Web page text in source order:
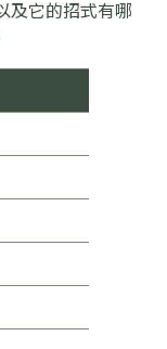
及它的招式有哪